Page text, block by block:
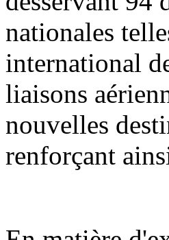
nationales
international
liaisons
nouvelles
renforçant